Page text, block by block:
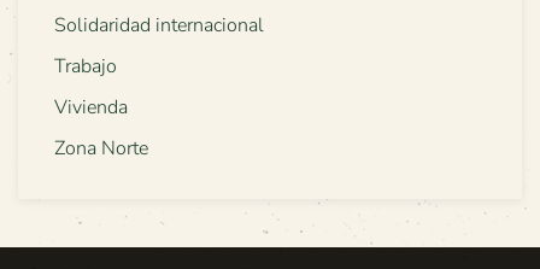
Solidaridad internacional
Trabajo
Vivienda
Zona Norte